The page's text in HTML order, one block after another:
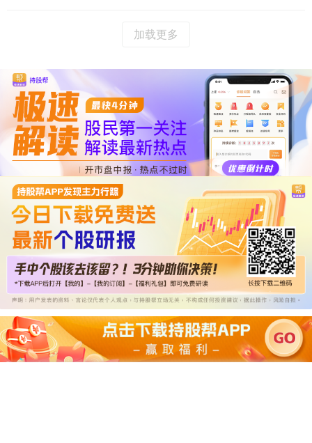
加载更多
04:22:46
首页 热点 股吧 资金流
产业庄股
行情
学堂 龙虎榜 大盘情绪
电脑版 手机版 登录
意见反馈
内容提供：广州市万隆证券咨询顾问有限公司